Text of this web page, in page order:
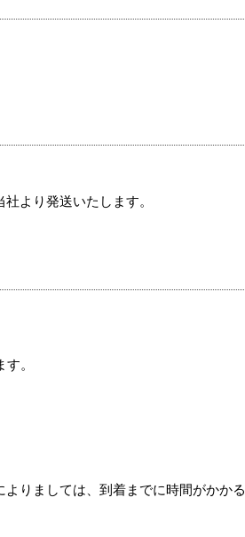
より発送いたします。
。
りましては、到着までに時間がかかる